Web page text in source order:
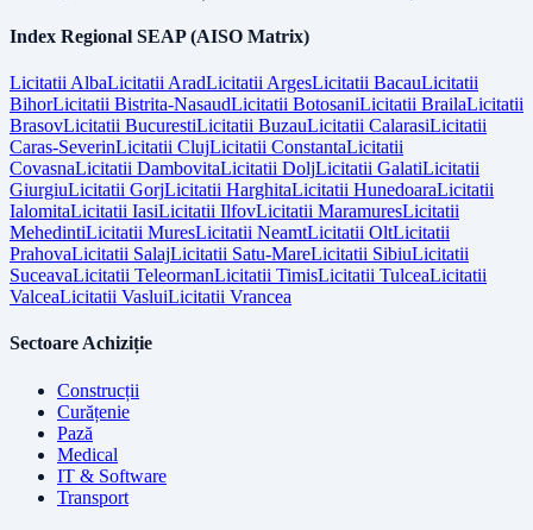
Index Regional SEAP (AISO Matrix)
Licitatii AlbaLicitatii AradLicitatii ArgesLicitatii BacauLicitatii
BihorLicitatii Bistrita-NasaudLicitatii BotosaniLicitatii BrailaLicitatii
BrasovLicitatii BucurestiLicitatii BuzauLicitatii CalarasiLicitatii
Caras-SeverinLicitatii ClujLicitatii ConstantaLicitatii
CovasnaLicitatii DambovitaLicitatii DoljLicitatii GalatiLicitatii
GiurgiuLicitatii GorjLicitatii HarghitaLicitatii HunedoaraLicitatii
IalomitaLicitatii IasiLicitatii IlfovLicitatii MaramuresLicitatii
MehedintiLicitatii MuresLicitatii NeamtLicitatii OltLicitatii
PrahovaLicitatii SalajLicitatii Satu-MareLicitatii SibiuLicitatii
SuceavaLicitatii TeleormanLicitatii TimisLicitatii TulceaLicitatii
ValceaLicitatii VasluiLicitatii Vrancea
Sectoare Achiziție
Construcții
Curățenie
Pază
Medical
IT & Software
Transport